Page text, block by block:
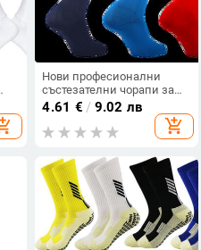
Нови професионални
състезателни чорапи за
колоездене спортни
чорапи Дишащи чорапи за
колоездене на открито
4.61 € / 9.02 лв
add_shopping_cart